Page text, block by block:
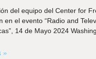
del equipo del Center for
en el evento “Radio and
14 de Mayo 2024
»